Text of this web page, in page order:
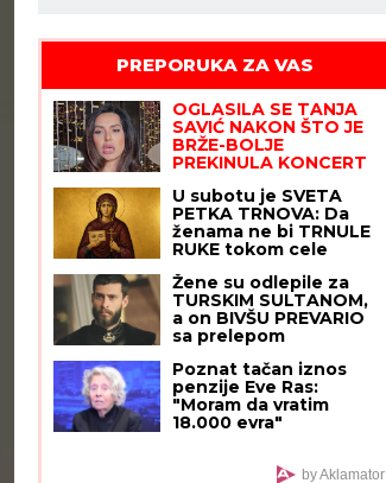
PREPORUKA ZA VAS
OGLASILA SE TANJA
SAVIĆ NAKON ŠTO JE
BRŽE-BOLJE
PREKINULA KONCERT
znači", čim je shvatila
da situacija IZMIČE
KONTROLI morala da
reaguje
U subotu je SVETA
PETKA TRNOVA: Da
ženama ne bi TRNULE
RUKE tokom cele
da rade - običaji koje
Srbi vekovima poštuju
Žene su odlepile za
TURSKIM SULTANOM,
a on BIVŠU PREVARIO
sa prelepom
ljubavnicom šetkao i
sad ih cela Turska
gleda u intimnim
scenama: Važio za
Poznat tačan iznos
penzije Eve Ras:
"Moram da vratim
18.000 evra"
by Aklamator